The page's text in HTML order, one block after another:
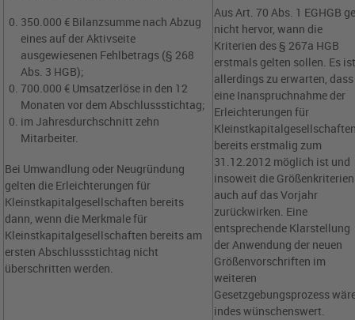
350.000 € Bilanzsumme nach Abzug
eines auf der Aktivseite
ausgewiesenen Fehlbetrags (§ 268
Abs. 3 HGB);
700.000 € Umsatzerlöse in den 12
Monaten vor dem Abschlussstichtag;
im Jahresdurchschnitt zehn
Mitarbeiter.
Bei Umwandlung oder Neugründung
gelten die Erleichterungen für
Kleinstkapitalgesellschaften bereits
dann, wenn die Merkmale für
Kleinstkapitalgesellschaften bereits am
ersten Abschlussstichtag nicht
überschritten werden.
Aus Art. 70 Abs. 1 EGHGB
nicht hervor, wann die
Kriterien des § 267a HGB
erstmals gelten sollen. Es
allerdings zu erwarten, dass
eine Inanspruchnahme der
Erleichterungen für
bereits erstmalig zum
31.12.2012 möglich ist und
insoweit die Größenkriterien
auch auf das Vorjahr
zurückwirken. Eine
entsprechende Klarstellung
der Anwendung der neuen
Größenvorschriften im
weiteren
Gesetzgebungsprozess
indes wünschenswert.